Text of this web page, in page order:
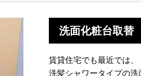
洗面化粧台取替
賃貸住宅でも最近では、
洗髪シャワータイプの洗